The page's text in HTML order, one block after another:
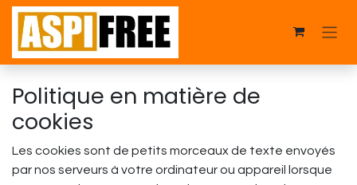
Se rendre au contenu
Politique en matière de
cookies
Les cookies sont de petits morceaux de texte envoyés
par nos serveurs à votre ordinateur ou appareil lorsque